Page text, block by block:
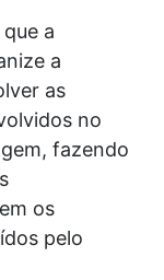
a
a
as
no
fazendo
os
pelo